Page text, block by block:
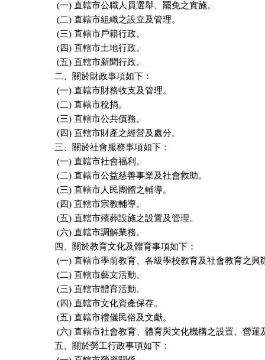
(一) 直轄市公職人員選舉、罷免之實施。
(二) 直轄市組織之設立及管理。
(三) 直轄市戶籍行政。
(四) 直轄市土地行政。
(五) 直轄市新聞行政。
二、關於財政事項如下：
(一) 直轄市財務收支及管理。
(二) 直轄市稅捐。
(三) 直轄市公共債務。
(四) 直轄市財產之經營及處分。
三、關於社會服務事項如下：
(一) 直轄市社會福利。
(二) 直轄市公益慈善事業及社會救助。
(三) 直轄市人民團體之輔導。
(四) 直轄市宗教輔導。
(五) 直轄市殯葬設施之設置及管理。
(六) 直轄市調解業務。
四、關於教育文化及體育事項如下：
(一) 直轄市學前教育、各級學校教育及社會教育之興
(二) 直轄市藝文活動。
(三) 直轄市體育活動。
(四) 直轄市文化資產保存。
(五) 直轄市禮儀民俗及文獻。
(六) 直轄市社會教育、體育與文化機構之設置、營運
五、關於勞工行政事項如下：